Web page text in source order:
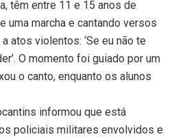
têm entre 11 e 15 anos de
uma marcha e cantando versos
atos violentos: ‘Se eu não te
O momento foi guiado por um
o canto, enquanto os alunos
informou que está
policiais militares envolvidos e